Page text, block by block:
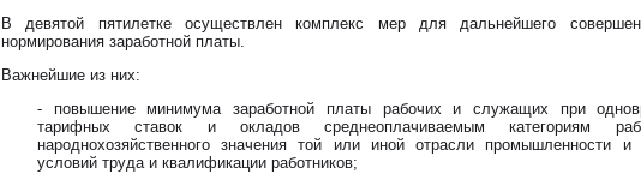
В девятой пятилетке осуществлен комплекс мер для дальнейшего
нормирования заработной платы.
Важнейшие из них:
- повышение минимума заработной платы рабочих и служащих при
тарифных ставок и окладов среднеоплачиваемым категориям
народнохозяйственного значения той или иной отрасли промышленности и
условий труда и квалификации работников;